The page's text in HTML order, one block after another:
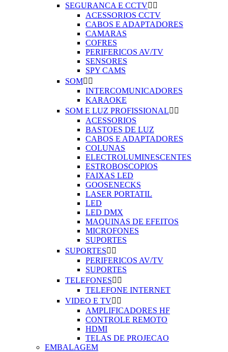
SEGURANCA E CCTV 
ACESSORIOS CCTV
CABOS E ADAPTADORES
CAMARAS
COFRES
PERIFERICOS AV/TV
SENSORES
SPY CAMS
SOM 
INTERCOMUNICADORES
KARAOKE
SOM E LUZ PROFISSIONAL 
ACESSORIOS
BASTOES DE LUZ
CABOS E ADAPTADORES
COLUNAS
ELECTROLUMINESCENTES
ESTROBOSCOPIOS
FAIXAS LED
GOOSENECKS
LASER PORTATIL
LED
LED DMX
MAQUINAS DE EFEITOS
MICROFONES
SUPORTES
SUPORTES 
PERIFERICOS AV/TV
SUPORTES
TELEFONES 
TELEFONE INTERNET
VIDEO E TV 
AMPLIFICADORES HF
CONTROLE REMOTO
HDMI
TELAS DE PROJECAO
EMBALAGEM